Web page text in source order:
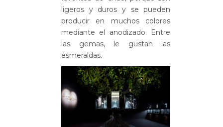
ligeros y duros y se pueden
producir en muchos colores
mediante el anodizado. Entre
las gemas, le gustan las
esmeraldas.